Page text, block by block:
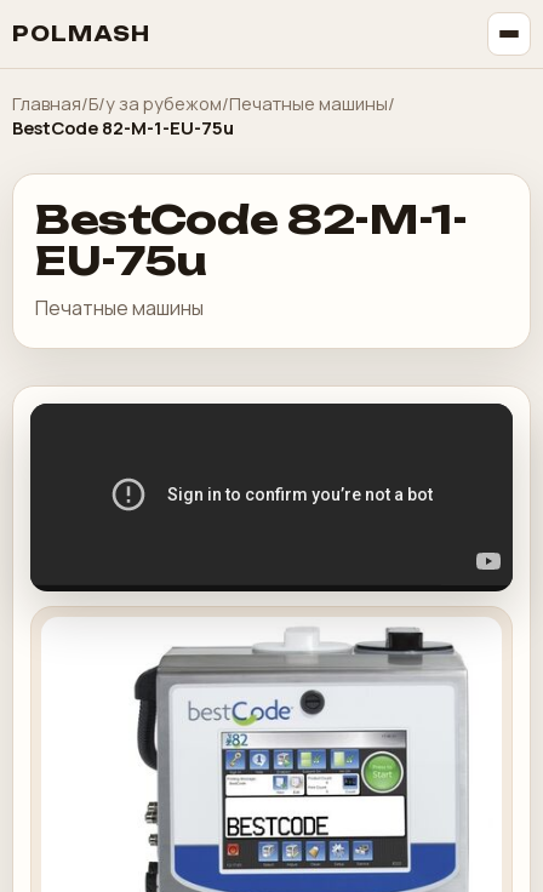
POLMASH
Главная/Б/у за рубежом/Печатные машины/
BestCode 82-M-1-EU-75u
BestCode 82-M-1-
EU-75u
Печатные машины